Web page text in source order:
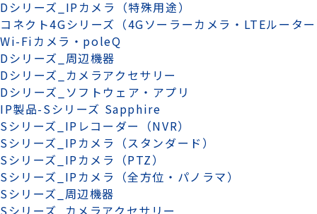
Dシリーズ_IPカメラ（特殊用途）
コネクト4Gシリーズ（4Gソーラーカメラ・LTEルータ
Wi-Fiカメラ・poleQ
Dシリーズ_周辺機器
Dシリーズ_カメラアクセサリー
Dシリーズ_ソフトウェア・アプリ
IP製品-Sシリーズ Sapphire
Sシリーズ_IPレコーダー（NVR）
Sシリーズ_IPカメラ（スタンダード）
Sシリーズ_IPカメラ（PTZ）
Sシリーズ_IPカメラ（全方位・パノラマ）
Sシリーズ_周辺機器
Sシリーズ_カメラアクセサリー